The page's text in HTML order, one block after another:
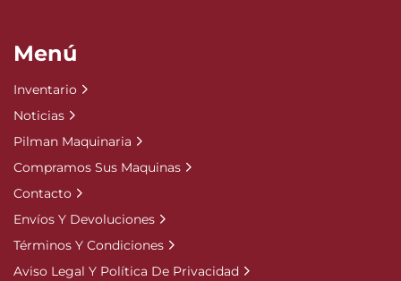
Menú
Inventario
Noticias
Pilman Maquinaria
Compramos Sus Maquinas
Contacto
Envíos Y Devoluciones
Términos Y Condiciones
Aviso Legal Y Política De Privacidad